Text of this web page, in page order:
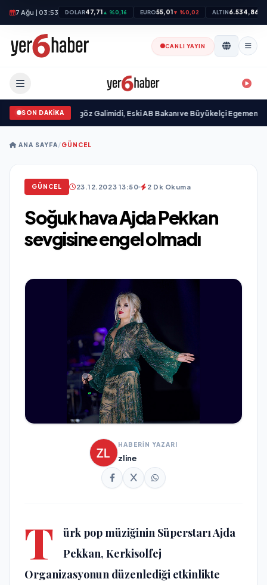
7 Ağu | 03:53 DOLAR47,71▲ %0,16 EURO55,01▼ %0,02 ALTIN6.534,86
CANLI YAYIN
SON DAKİKA
•Ali Emre Açıkgöz Galimidi, Eski AB Bakanı ve Büyükelçi Egemen
ANA SAYFA/GÜNCEL
GÜNCEL 23.12.2023 13:50 2 Dk Okuma
Soğuk hava Ajda Pekkan
sevgisine engel olmadı
HABERİN YAZARI
zline
T
ürk pop müziğinin Süperstarı Ajda
Pekkan, Kerkisolfej
Organizasyonun düzenlediği etkinlikte